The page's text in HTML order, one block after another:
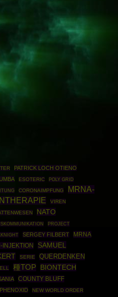
PATRICK LOCH OTIENO
ESOTERIC
POLY GRID
CORONAIMPFUNG
MRNA-
VIREN
NATO
PROJECT
SERGEY FILBERT
MRNA
INJEKTION
SAMUEL
SERIE QUERDENKEN
種TOP BIONTECH
COUNTY BLUFF
NEW WORLD ORDER